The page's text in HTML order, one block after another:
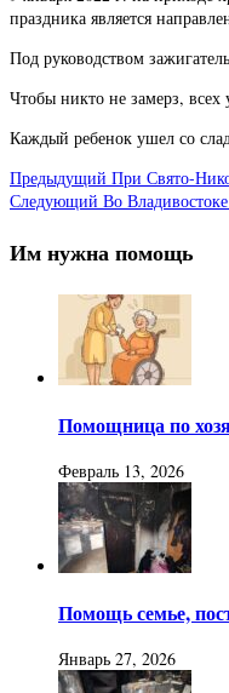
праздника является
Под руководством
Чтобы никто не замерз,
Каждый ребенок ушел со
Предыдущий При Свято-
Следующий Во
Им нужна помощь
Помощница по
Февраль 13, 2026
Помощь семье,
Январь 27, 2026